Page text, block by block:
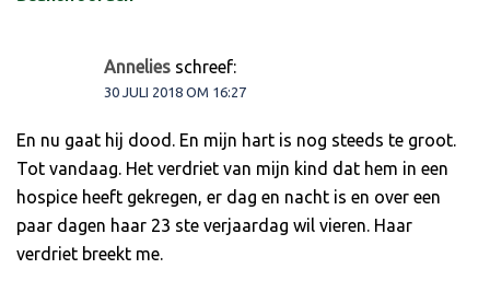
Annelies schreef:
30 JULI 2018 OM 16:27
En nu gaat hij dood. En mijn hart is nog steeds te groot.
Tot vandaag. Het verdriet van mijn kind dat hem in een
hospice heeft gekregen, er dag en nacht is en over een
paar dagen haar 23 ste verjaardag wil vieren. Haar
verdriet breekt me.